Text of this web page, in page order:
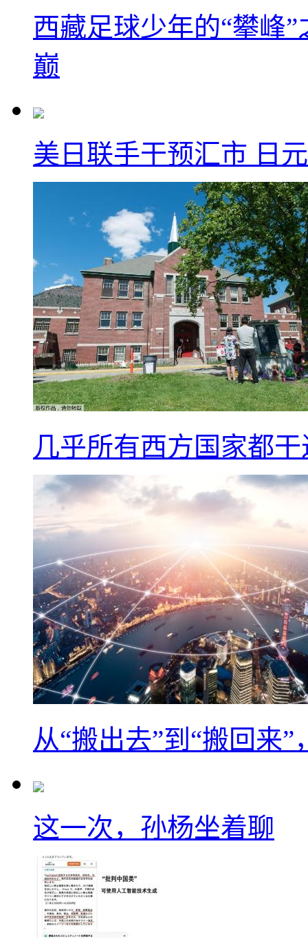
西藏足球少年的“攀峰
巅
美日联手干预汇市 日
几乎所有西方国家都
从“搬出去”到“搬回来
这一次，孙杨坐着聊